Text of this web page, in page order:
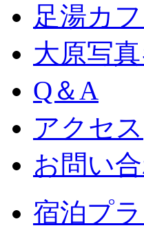
足湯カ
大原写
Q＆A
アクセス
お問い
宿泊プ